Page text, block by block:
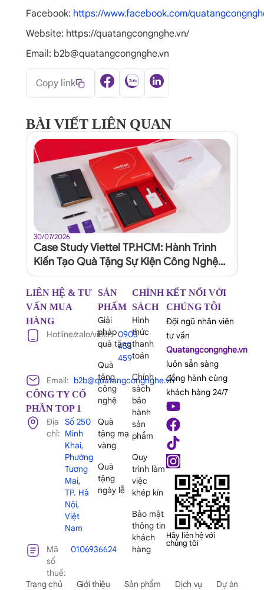
Facebook: https://www.facebook.com/
Website: https://quatangcongnghe.vn/
Email: b2b@quatangcongnghe.vn
Copy link
BÀI VIẾT LIÊN QUAN
30/07/2026
Case Study Viettel TP.HCM: Hành Trình
Kiến Tạo Quà Tặng Sự Kiện Công Nghệ
LIÊN HỆ & TƯ
VẤN MUA
HÀNG
Hotline/zalo/viber: 0903
453
459
Email: b2b@quatangcongnghe.vn
CÔNG TY CỔ
PHẦN TOP 1
Địa
chỉ:
Số 250
Minh
Khai,
Phường
Tương
Mai,
TP. Hà
Nội,
Việt
Nam
Mã
số
thuế:
0106936624
SẢN
PHẨM
Giải
pháp
quà tặng
Quà
tặng
công
nghệ
Quà
tặng mạ
vàng
Quà
tặng
ngày lễ
CHÍNH
SÁCH
Hình
thức
thanh
toán
Chính
sách
bảo
hành
sản
phẩm
Quy
trình làm
việc
khép kín
Bảo mật
thông tin
khách
hàng
KẾT NỐI VỚI
CHÚNG TÔI
Đội ngũ nhân viên
tư vấn
Quatangcongnghe.vn
luôn sẵn sàng
đồng hành cùng
khách hàng 24/7
Hãy liên hệ với
chúng tôi
Trang chủ Giới thiệu Sản phẩm Dịch vụ Dự án